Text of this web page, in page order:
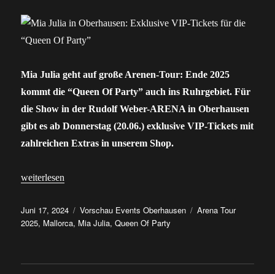
Mia Julia geht auf große Arenen-Tour: Ende 2025
kommt die “Queen Of Party” auch ins Ruhrgebiet. Für
die Show in der Rudolf Weber-ARENA in Oberhausen
gibt es ab Donnerstag (20.06.) exklusive VIP-Tickets mit
zahlreichen Extras in unserem Shop.
„Mia Julia in Oberhausen: Exklusive VIP-Tickets für die “Queen
weiterlesen
Veröffentlicht
am
Juni 17, 2024 Kategorien
Vorschau Events Oberhausen Schlagwörter
Arena Tour
2025, Mallorca, Mia Julia,Queen Of Party